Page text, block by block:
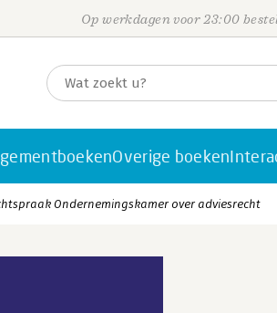
Op werkdagen voor 23:00
Overige boeken
Ondernemingskamer over adviesrecht